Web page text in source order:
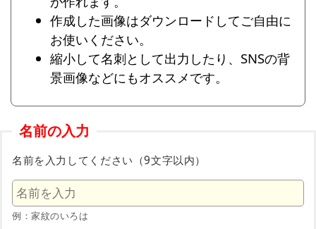
作成した画像はダウンロードしてご自由に
お使いください。
縮小して名刺として出力したり、SNSの背
景画像などにもオススメです。
名前の入力
名前を入力してください（9文字以内）
例：家紋のいろは